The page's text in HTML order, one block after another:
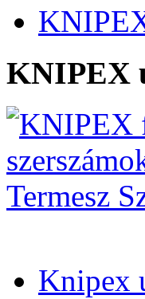
KNIPEX
Knipex